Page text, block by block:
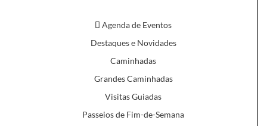
Agenda de Eventos
Destaques e Novidades
Caminhadas
Grandes Caminhadas
Visitas Guiadas
Passeios de Fim-de-Semana